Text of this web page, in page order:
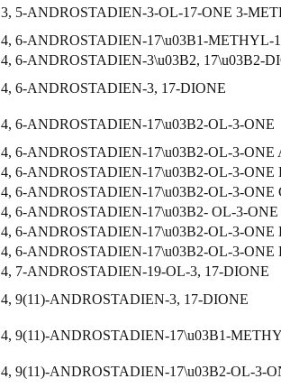
3, 5-ANDROSTADIEN-3-OL-17-ONE 3-
4, 6-ANDROSTADIEN-17\u03B1-METHYL-
4, 6-ANDROSTADIEN-3\u03B2, 17\u03B2-
4, 6-ANDROSTADIEN-3, 17-DIONE
4, 6-ANDROSTADIEN-17\u03B2-OL-3-ONE
4, 6-ANDROSTADIEN-17\u03B2-OL-3-ONE
4, 6-ANDROSTADIEN-17\u03B2-OL-3-ONE
4, 6-ANDROSTADIEN-17\u03B2-OL-3-
4, 6-ANDROSTADIEN-17\u03B2- OL-3-
4, 6-ANDROSTADIEN-17\u03B2-OL-3-
4, 6-ANDROSTADIEN-17\u03B2-OL-3-ONE
4, 7-ANDROSTADIEN-19-OL-3, 17-DIONE
4, 9(11)-ANDROSTADIEN-3, 17-DIONE
4, 9(11)-ANDROSTADIEN-17\u03B1-
4, 9(11)-ANDROSTADIEN-17\u03B2-OL-3-